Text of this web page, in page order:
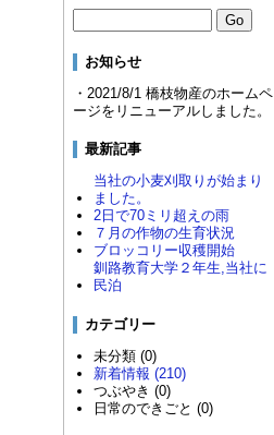
お知らせ
・2021/8/1 橋枝物産のホームペ
ージをリニューアルしました。
最新記事
当社の小麦刈取りが始まり
ました。
2日で70ミリ超えの雨
７月の作物の生育状況
ブロッコリー収穫開始
釧路教育大学２年生,当社に
民泊
カテゴリー
未分類 (0)
新着情報 (210)
つぶやき (0)
日常のできごと (0)